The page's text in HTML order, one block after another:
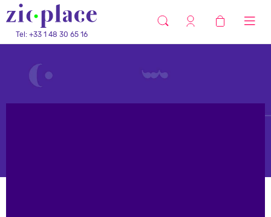
Tel: +33 1 48 30 65 16